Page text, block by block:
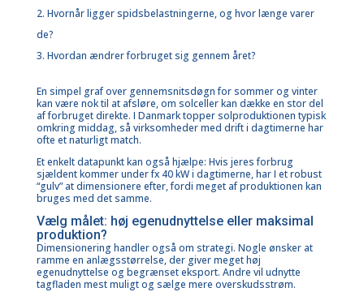
Hvornår ligger spidsbelastningerne, og hvor længe varer
de?
Hvordan ændrer forbruget sig gennem året?
En simpel graf over gennemsnitsdøgn for sommer og vinter
kan være nok til at afsløre, om solceller kan dække en stor del
af forbruget direkte. I Danmark topper solproduktionen typisk
omkring middag, så virksomheder med drift i dagtimerne har
ofte et naturligt match.
Et enkelt datapunkt kan også hjælpe: Hvis jeres forbrug
sjældent kommer under fx 40 kW i dagtimerne, har I et robust
“gulv” at dimensionere efter, fordi meget af produktionen kan
bruges med det samme.
Vælg målet: høj egenudnyttelse eller maksimal
produktion?
Dimensionering handler også om strategi. Nogle ønsker at
ramme en anlægsstørrelse, der giver meget høj
egenudnyttelse og begrænset eksport. Andre vil udnytte
tagfladen mest muligt og sælge mere overskudsstrøm.